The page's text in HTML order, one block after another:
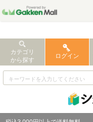
カテゴリ
から探す
ログイン